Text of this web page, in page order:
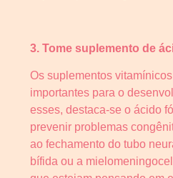
3. Tome suplemento de
Os suplementos
importantes para o
esses, destaca-se o ácido
prevenir problemas
ao fechamento do tubo
bífida ou a